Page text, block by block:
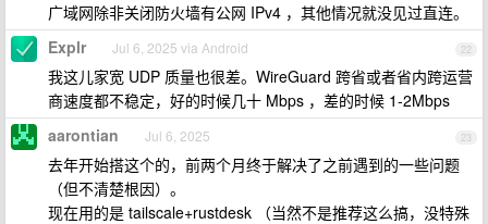
广域网除非关闭防火墙有公网 IPv4 ，其他情况就没见过直连。
22
Explr Jul 6, 2025 via Android
我这儿家宽 UDP 质量也很差。WireGuard 跨省或者省内跨运营
商速度都不稳定，好的时候几十 Mbps ，差的时候 1-2Mbps
23
aarontian Jul 6, 2025
去年开始搭这个的，前两个月终于解决了之前遇到的一些问题
（但不清楚根因）。
现在用的是 tailscale+rustdesk （当然不是推荐这么搞，没特殊